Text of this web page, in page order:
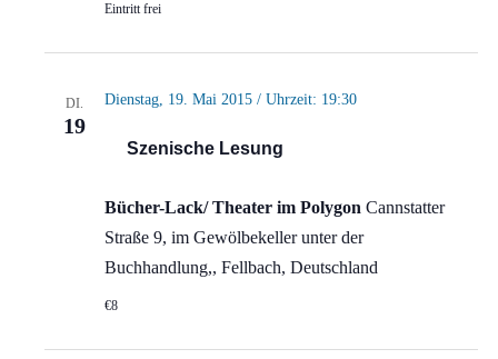
Eintritt frei
DI.
19
Szenische Lesung
Dienstag, 19. Mai 2015 / Uhrzeit: 19:30
Bücher-Lack/ Theater im Polygon Cannstatter
Straße 9, im Gewölbekeller unter der
Buchhandlung,, Fellbach, Deutschland
€8